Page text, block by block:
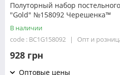
Полуторный набор
"Gold" №158092 Черешенка™
В наличии
code : BC1G158092
Опт и
928 грн
Оптовые цены